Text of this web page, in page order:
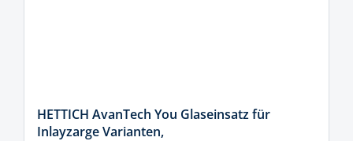
HETTICH AvanTech You Glaseinsatz für
Inlayzarge Varianten,